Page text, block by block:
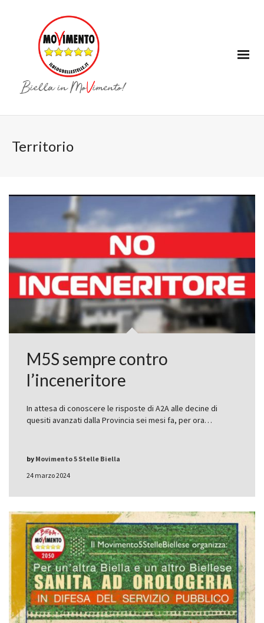
Territorio
M5S sempre contro
l’inceneritore
In attesa di conoscere le risposte di A2A alle decine di
quesiti avanzati dalla Provincia sei mesi fa, per ora…
24 marzo 2024
by Movimento 5 Stelle Biella